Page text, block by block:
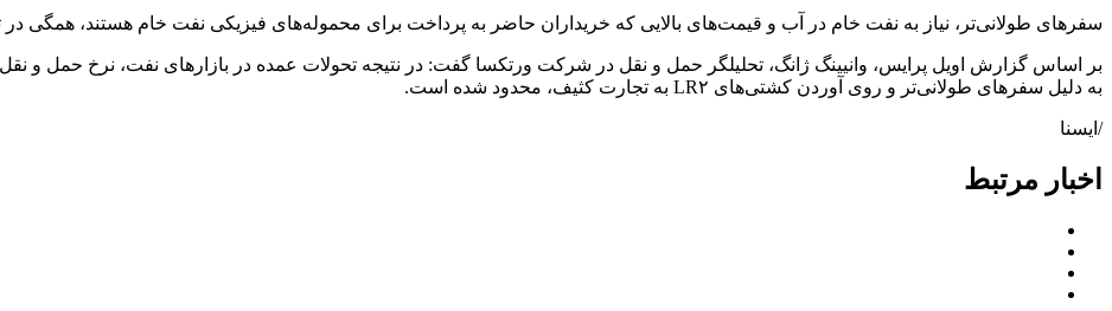
سفرهای طولانی‌تر، نیاز به نفت خام در آب و قیمت‌های بالایی که خریداران حاضر به پرداخت برای محموله‌های فیزیکی نفت خام هستند، همگی در
بر اساس گزارش اویل پرایس، وانیینگ ژانگ، تحلیلگر حمل و نقل در شرکت ورتکسا گفت: در نتیجه تحولات عمده در بازارهای نفت، نرخ حمل
به دلیل سفرهای طولانی‌تر و روی آوردن کشتی‌های LR۲ به تجارت کثیف، محدود شده است.
/ایسنا
اخبار مرتبط